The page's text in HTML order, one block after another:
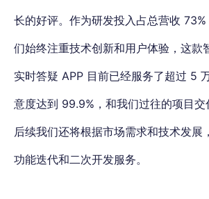
长的好评。作为研发投入占总营收
们始终注重技术创新和用户体验，这款
实时答疑 APP 目前已经服务了超过 5
意度达到 99.9%，和我们过往的项目交
后续我们还将根据市场需求和技术发展
功能迭代和二次开发服务。